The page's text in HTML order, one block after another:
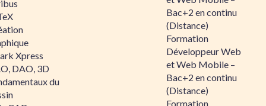
Xpress
DAO, 3D
du
Bac+2 en continu
(Distance)
Formation
Développeur Web
et Web Mobile –
Bac+2 en continu
(Distance)
Formation